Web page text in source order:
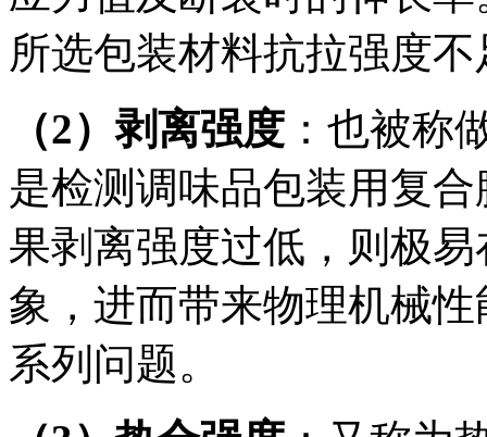
所选包装材料抗拉强度
（2）剥离强度 ：也被称
是检测调味品包装用复
果剥离强度过低，则极
象，进而带来物理机械
系列问题。